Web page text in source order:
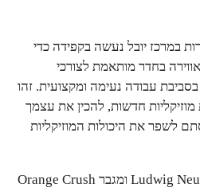
במרכז יובל נעשה בקפידה כדי
בחדר מותאמת לצורכי
עבודה נעימה ומקצועית. זהו
חדשות, להכין את עצמך
לשפר את היכולות המוזיקליות